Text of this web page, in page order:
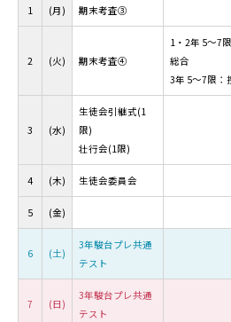
1 (月) 期末考査③
2 (火) 期末考査④
1・2年 5～7限
総合
3年 5～7限：
3 (水)
生徒会引継式(1
限)
壮行会(1限)
4 (木) 生徒会委員会
5 (金)
6 (土)
3年駿台プレ共通
テスト
7 (日)
3年駿台プレ共通
テスト